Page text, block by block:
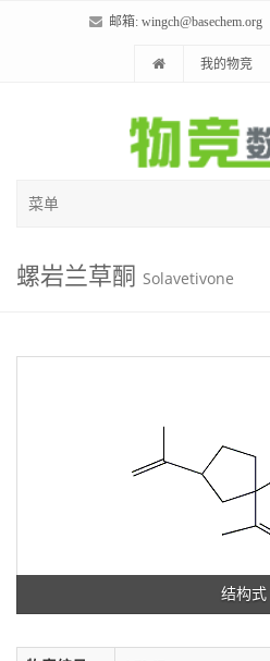
邮箱: wingch@basechem.org
我的物竞
菜单
螺岩兰草酮 Solavetivone
结构式